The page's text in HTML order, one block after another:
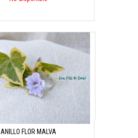
ANILLO FLOR MALVA